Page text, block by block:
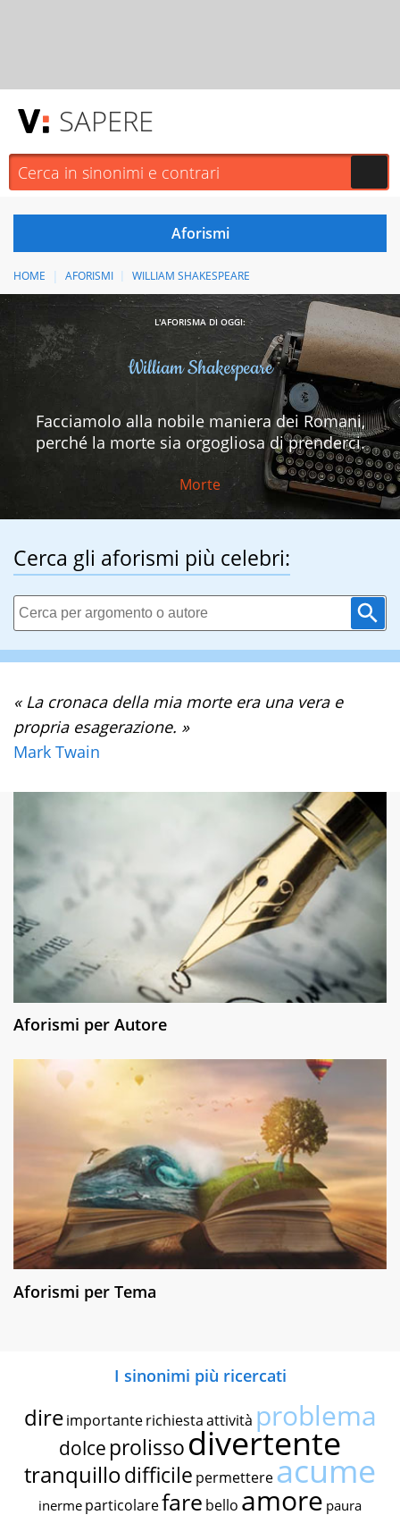
SAPERE
HOME AFORISMI WILLIAM SHAKESPEARE
L'AFORISMA DI OGGI:
William Shakespeare
Facciamolo alla nobile maniera dei Romani,
perché la morte sia orgogliosa di prenderci.
Morte
Cerca gli aforismi più celebri:
« La cronaca della mia morte era una vera e
propria esagerazione. »
Mark Twain
Aforismi per Autore
Aforismi per Tema
I sinonimi più ricercati
dire importante richiestaattività problema
dolce prolissodivertente
tranquillodifficile permettereacume
inerme particolarefare bello amore paura